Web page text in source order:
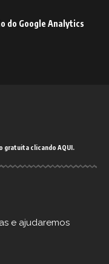
do Google Analytics
gratuita clicando AQUI.
e ajudaremos